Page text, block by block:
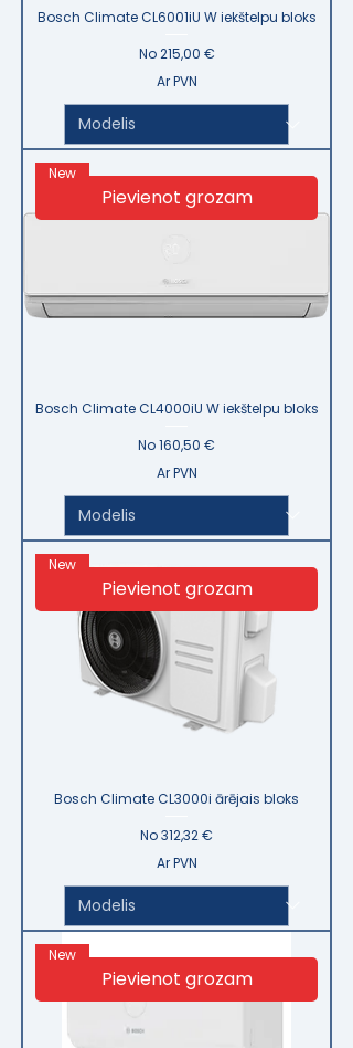
Bosch Climate CL6001iU W iekštelpu bloks
No215,00 €
Izpārdošanas cena
Ar PVN
Pievienot grozam
New
Bosch Climate CL4000iU W iekštelpu bloks
No160,50 €
Izpārdošanas cena
Ar PVN
Pievienot grozam
New
Bosch Climate CL3000i ārējais bloks
No312,32 €
Izpārdošanas cena
Ar PVN
Pievienot grozam
New